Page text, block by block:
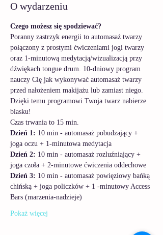
O wydarzeniu
Czego możesz się spodziewać?
Poranny zastrzyk energii to automasaż twarzy
połączony z prostymi ćwiczeniami jogi twarzy
oraz 1-minutową medytacją/wizualizacją przy
dźwiękach tongue drum. 10-dniowy program
nauczy Cię jak wykonywać automasaż twarzy
przed nałożeniem makijażu lub zamiast niego.
Dzięki temu programowi Twoja twarz nabierze
blasku!
Czas trwania to 15 min.
Dzień 1: 10 min - automasaż pobudzający +
joga oczu + 1-minutowa medytacja
Dzień 2: 10 min - automasaż rozluźniający +
joga czoła + 2-minutowe ćwiczenia oddechowe
Dzień 3: 10 min - automasaż powięziowy bańką
chińską + joga policzków + 1 -minutowy Access
Bars (marzenia-nadzieje)
Pokaż więcej